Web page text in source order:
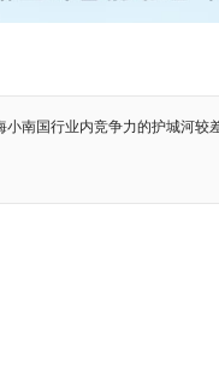
小南国行业内竞争力的护城河